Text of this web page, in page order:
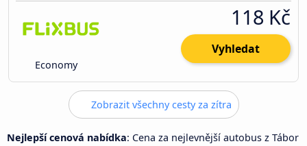
Economy
118 Kč
Vyhledat
Zobrazit všechny cesty za zítra
Nejlepší cenová nabídka: Cena za nejlevnější autobus z Tábor